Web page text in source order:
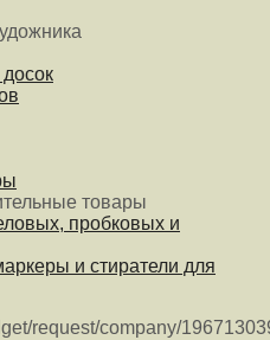
товары
пробковых и
и стиратели для
request/company/